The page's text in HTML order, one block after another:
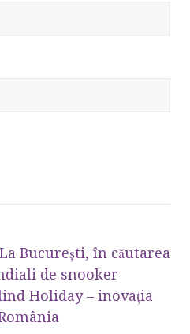
La Bucureşti, în căutarea
de snooker
Holiday – inovaţia